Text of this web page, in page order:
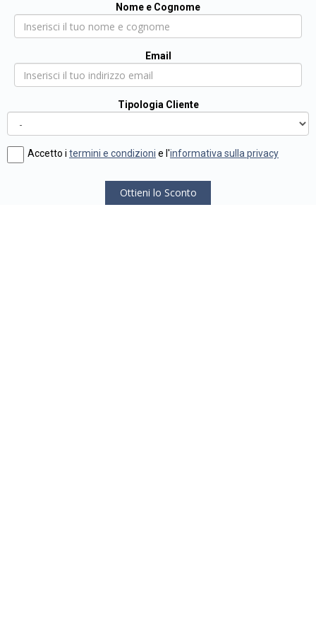
Nome e Cognome
Email
Tipologia Cliente
Accetto i termini e condizioni e l'informativa sulla privacy
Ottieni lo Sconto